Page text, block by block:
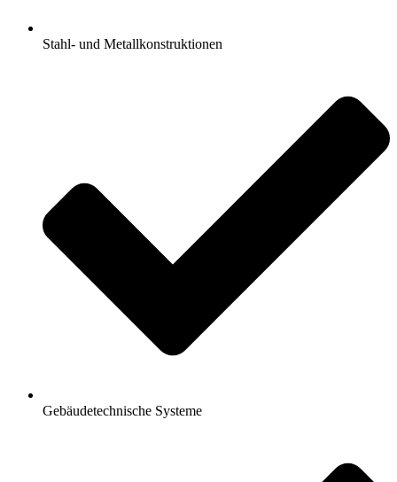
Stahl- und Metallkonstruktionen
Gebäudetechnische Systeme